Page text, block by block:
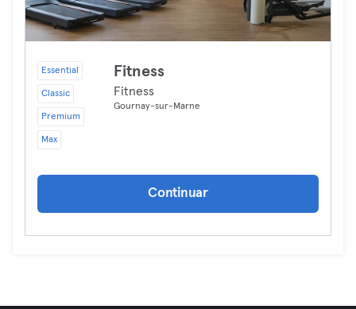
Essential
Classic
Premium
Max
Fitness
Fitness
Gournay-sur-Marne
Continuar